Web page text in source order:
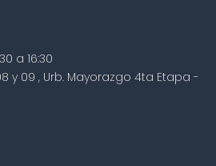
a 16:30
y 09 , Urb. Mayorazgo 4ta Etapa -